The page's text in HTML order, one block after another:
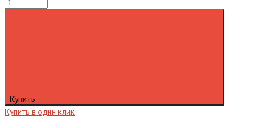
Купить
Купить в один клик